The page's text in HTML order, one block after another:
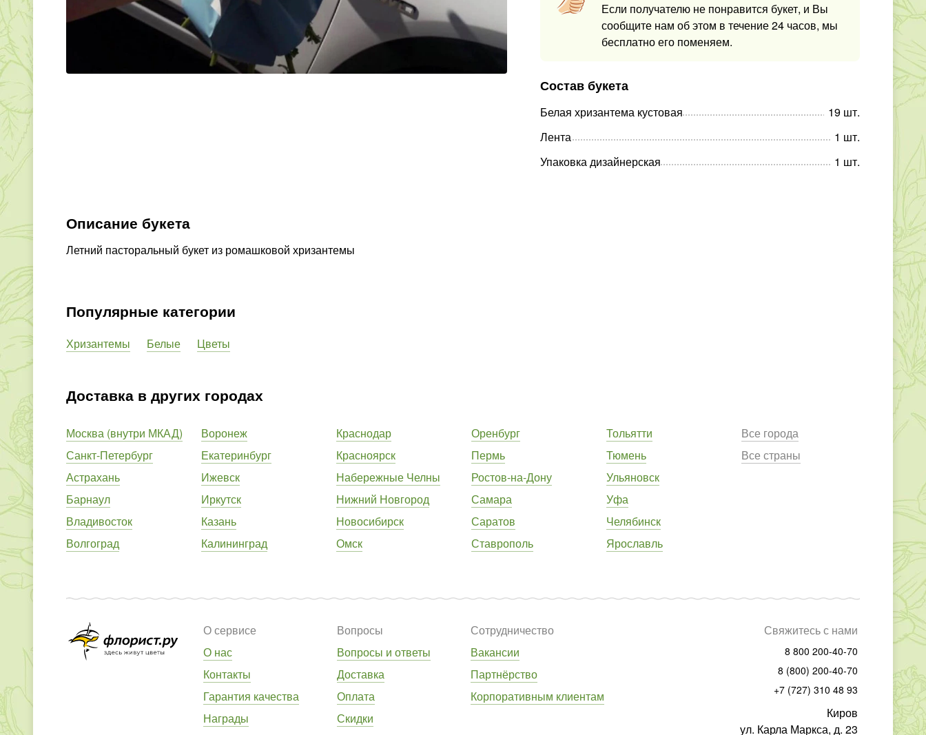
Если получателю не понравится букет, и Вы
сообщите нам об этом в течение 24 часов, мы
бесплатно его поменяем.
Состав букета
Белая хризантема кустовая 19 шт.
Лента
1 шт.
Упаковка дизайнерская
1 шт.
Описание букета
Летний пасторальный букет из ромашковой хризантемы
Популярные категории
Хризантемы Белые Цветы
Доставка в других городах
Москва (внутри МКАД)
Санкт-Петербург
Астрахань
Барнаул
Владивосток
Волгоград
Воронеж
Екатеринбург
Ижевск
Иркутск
Казань
Калининград
Краснодар
Красноярск
Набережные Челны
Нижний Новгород
Новосибирск
Омск
Оренбург
Пермь
Ростов-на-Дону
Самара
Саратов
Ставрополь
Тольятти
Тюмень
Ульяновск
Уфа
Челябинск
Ярославль
Все города
Все страны
О сервисе
О нас
Контакты
Гарантия качества
Награды
Вопросы
Вопросы и ответы
Доставка
Оплата
Скидки
Сотрудничество
Вакансии
Партнёрство
Корпоративным клиентам
Свяжитесь с нами
8 800 200-40-70
8 (800) 200-40-70
+7 (727) 310 48 93
Киров
ул. Карла Маркса, д. 23